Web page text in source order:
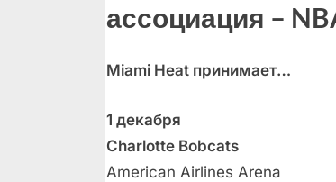
ассоциация –
Miami Heat принимает…
1 декабря
Charlotte Bobcats
American Airlines Arena